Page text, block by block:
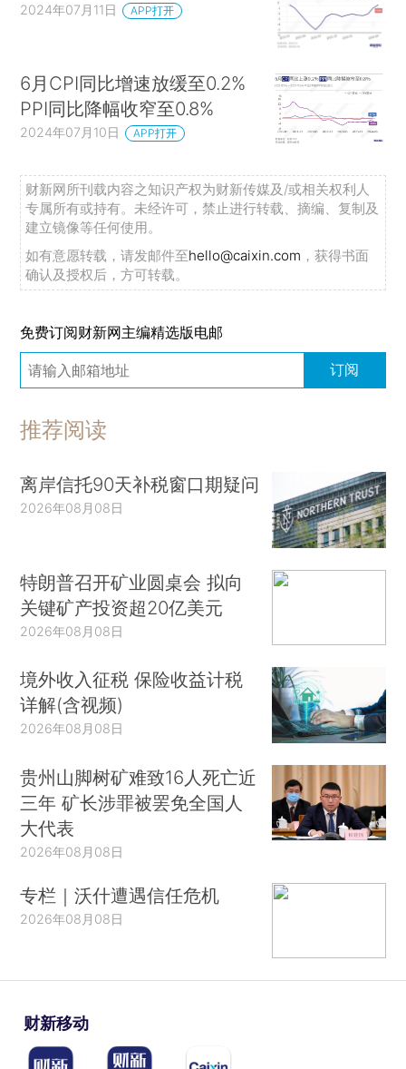
2024年07月11日 APP打开
6月CPI同比增速放缓至0.2%
PPI同比降幅收窄至0.8%
2024年07月10日 APP打开
财新网所刊载内容之知识产权为财新传媒及/或相关权利人
专属所有或持有。未经许可，禁止进行转载、摘编、复制及
建立镜像等任何使用。
如有意愿转载，请发邮件至hello@caixin.com ，获得书面
确认及授权后，方可转载。
免费订阅财新网主编精选版电邮
订阅
推荐阅读
离岸信托90天补税窗口期疑问
2026年08月08日
特朗普召开矿业圆桌会 拟向
关键矿产投资超20亿美元
2026年08月08日
境外收入征税 保险收益计税
详解(含视频)
2026年08月08日
贵州山脚树矿难致16人死亡近
三年 矿长涉罪被罢免全国人
大代表
2026年08月08日
专栏｜沃什遭遇信任危机
2026年08月08日
财新移动